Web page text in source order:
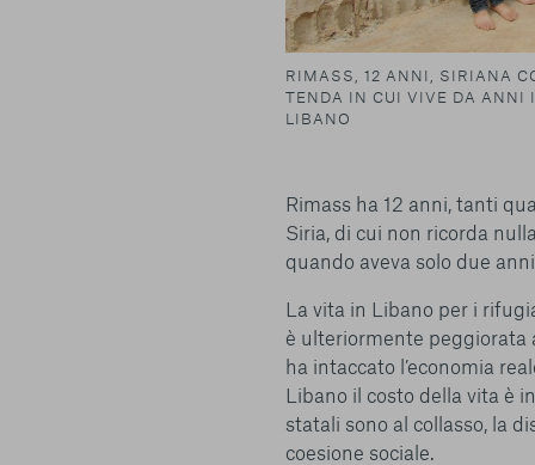
I cookie e altre tecnologie simili sono una parte
navigazione più comoda ed efficiente, nonché consentirci
servizi e la Piattaforma stessa. Inoltre, i cookie vengono
pubblicità che risulti interessante per l’utente quando visita
terzi. Qui sono disponibili tutte le informazioni sui cookie
possibile attivarli e/o disattivarli secondo le proprie
strettamente necessari per il funzionamento della
RIMASS, 12 ANNI, SIRIANA
TENDA IN CUI VIVE DA ANNI
LIBANO
Rimass ha 12 anni, tanti
Siria, di cui non ricorda
quando aveva solo due
La vita in Libano per i
è ulteriormente peggiorata
ha intaccato l’economia
Libano il costo della vita è
statali sono al collasso, la
coesione sociale.